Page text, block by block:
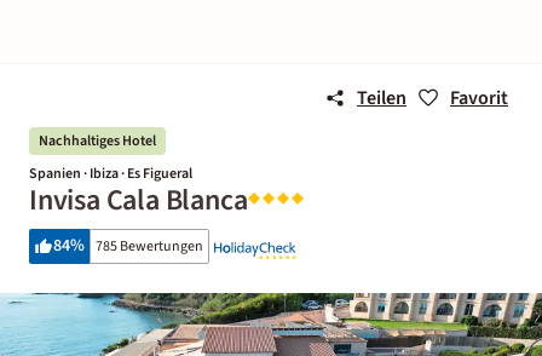
Teilen Favorit
Nachhaltiges Hotel
Spanien · Ibiza · Es Figueral
Invisa Cala Blanca
84% 785 Bewertungen